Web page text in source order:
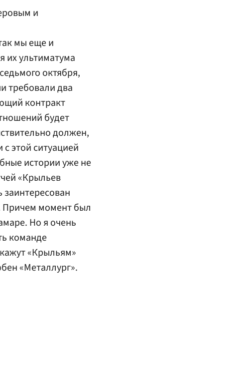
и
мы еще и
их ультиматума
октября,
требовали два
контракт
будет
должен,
с этой ситуацией
истории уже не
«Крыльев
заинтересован
Причем момент был
Но я очень
команде
«Крыльям»
«Металлург».